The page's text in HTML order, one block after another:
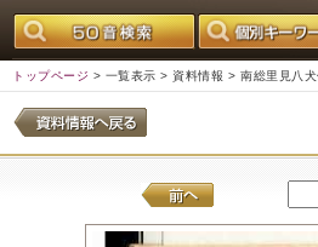
トップページ > 一覧表示 > 資料情報 > 南総里見八